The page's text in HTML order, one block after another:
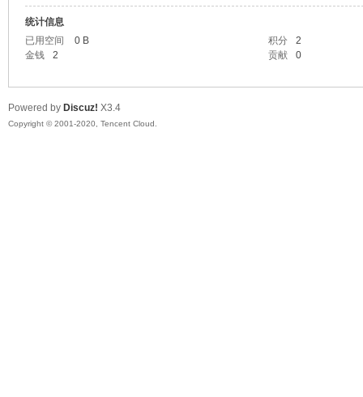
统计信息
已用空间
0 B 积分
2
金钱
2 贡献 0
Powered by Discuz! X3.4
Copyright © 2001-2020, Tencent Cloud.